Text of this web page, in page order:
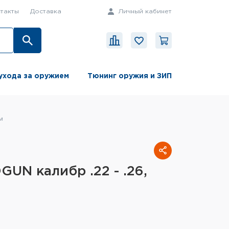
Доставка Личный кабинет
за оружием Тюнинг оружия и ЗИП
калибр .22 - .26,